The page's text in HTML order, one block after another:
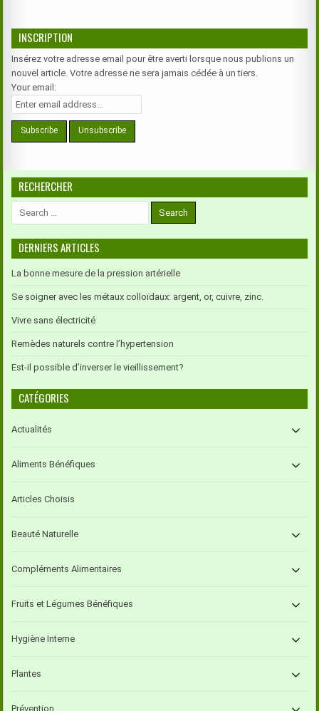
INSCRIPTION
Insérez votre adresse email pour être averti lorsque nous publions un
nouvel article. Votre adresse ne sera jamais cédée à un tiers.
Your email:
RECHERCHER
DERNIERS ARTICLES
La bonne mesure de la pression artérielle
Se soigner avec les métaux colloïdaux: argent, or, cuivre, zinc.
Vivre sans électricité
Remèdes naturels contre l’hypertension
Est-il possible d’inverser le vieillissement?
CATÉGORIES
Actualités
Aliments Bénéfiques
Articles Choisis
Beauté Naturelle
Compléments Alimentaires
Fruits et Légumes Bénéfiques
Hygiène Interne
Plantes
Prévention